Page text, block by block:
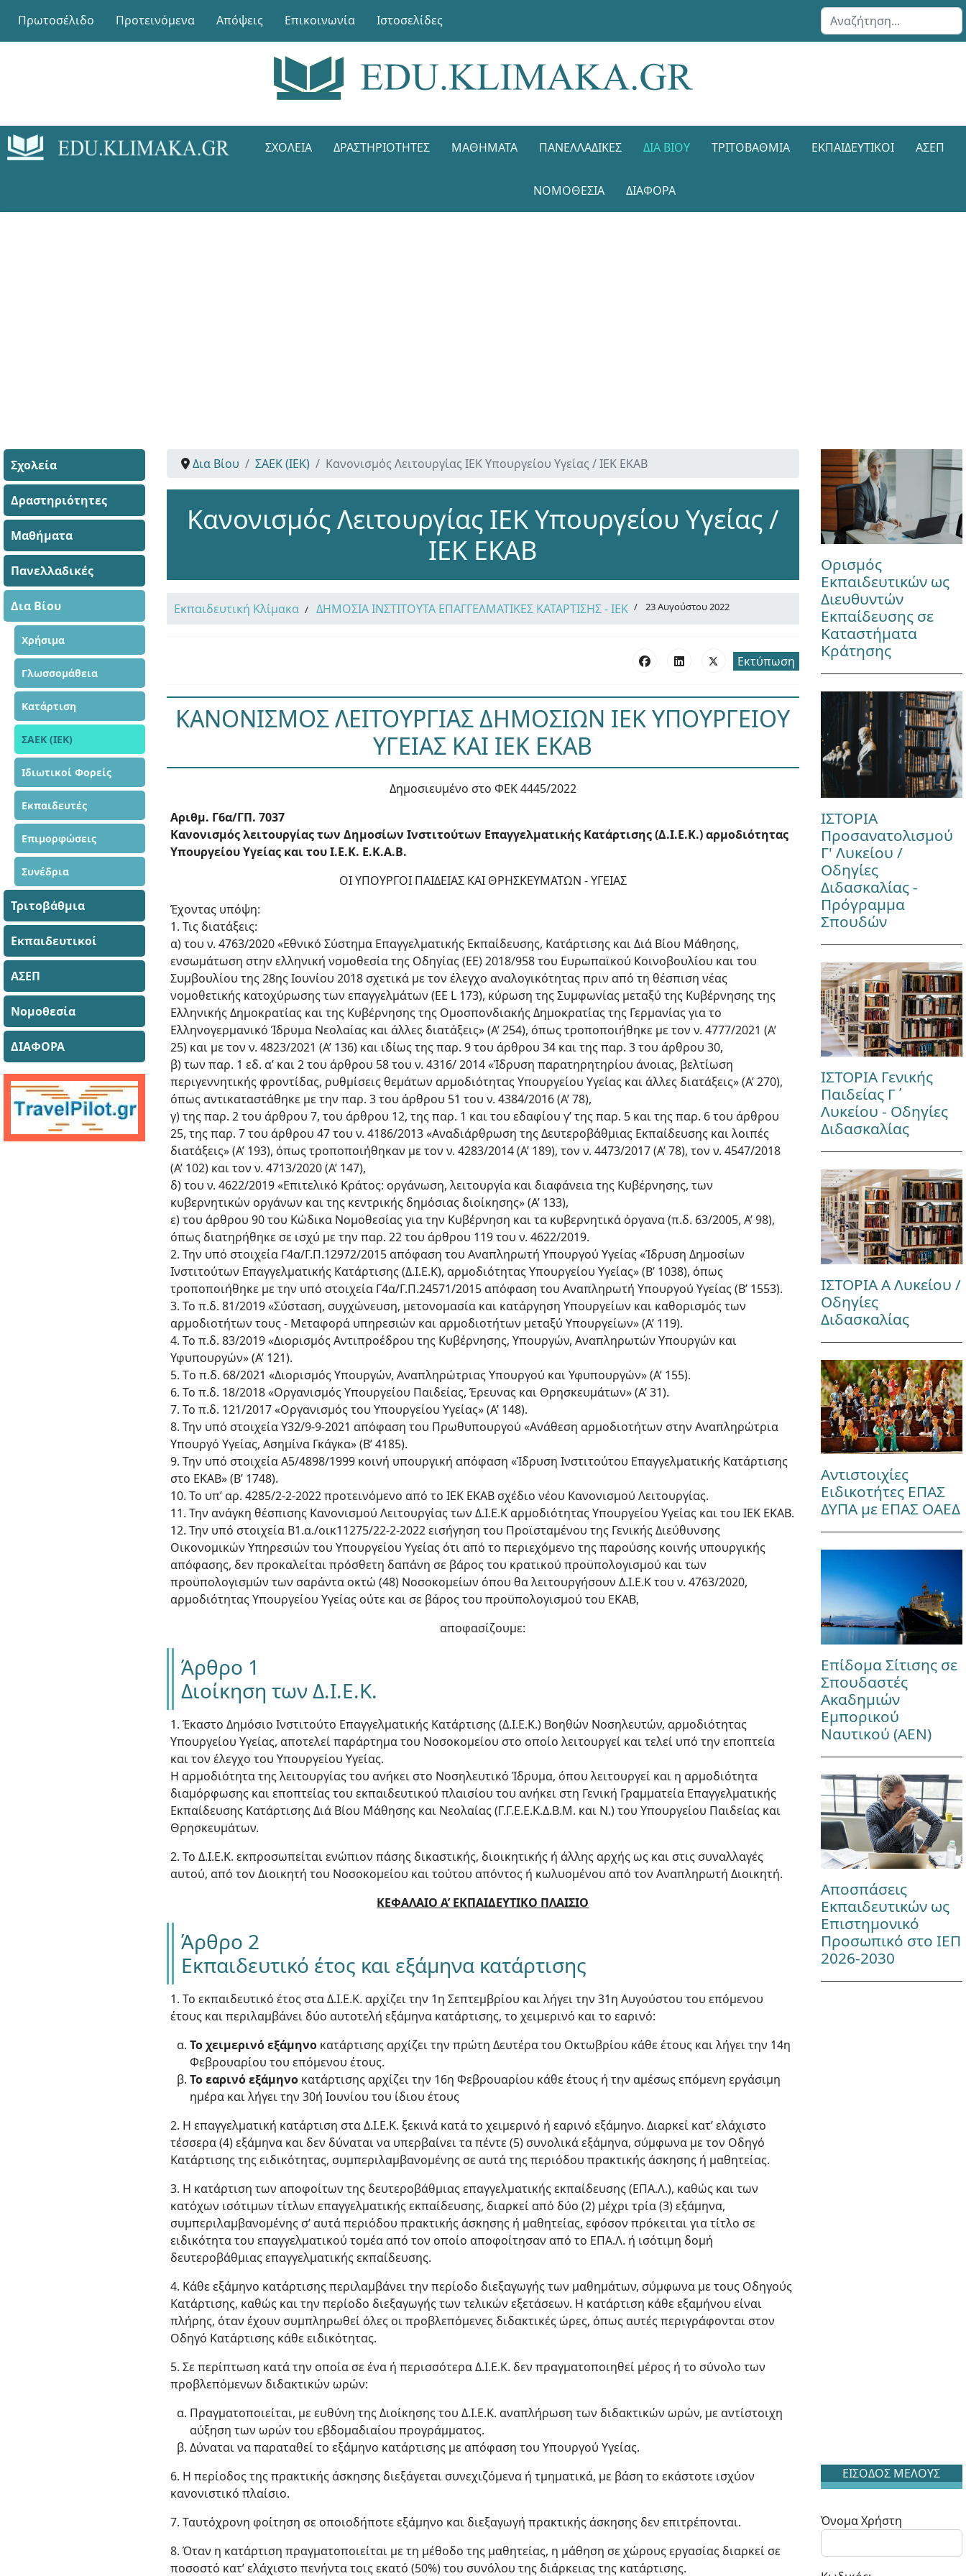
Πρωτοσέλιδο Προτεινόμενα Απόψεις Επικοινωνία Ιστοσελίδες Αναζήτηση...
ΣΧΟΛΕΊΑ ΔΡΑΣΤΗΡΙΌΤΗΤΕΣ ΜΑΘΉΜΑΤΑ ΠΑΝΕΛΛΑΔΙΚΈΣ ΔΙΑ ΒΊΟΥ ΤΡΙΤΟΒΆΘΜΙΑ ΕΚΠΑΙΔΕΥΤΙΚΟΊ ΑΣΕΠ
ΝΟΜΟΘΕΣΊΑ ΔΙΑΦΟΡΑ
Σχολεία
Δραστηριότητες
Μαθήματα
Πανελλαδικές
Δια Βίου
Χρήσιμα
Γλωσσομάθεια
Κατάρτιση
ΣΑΕΚ (ΙΕΚ)
Ιδιωτικοί Φορείς
Εκπαιδευτές
Επιμορφώσεις
Συνέδρια
Τριτοβάθμια
Εκπαιδευτικοί
ΑΣΕΠ
Νομοθεσία
ΔΙΑΦΟΡΑ
Δια Βίου ΣΑΕΚ (ΙΕΚ) Κανονισμός Λειτουργίας ΙΕΚ Υπουργείου Υγείας / ΙΕΚ ΕΚΑΒ
Κανονισμός Λειτουργίας ΙΕΚ Υπουργείου Υγείας /
ΙΕΚ ΕΚΑΒ
Εκπαιδευτική Κλίμακα ΔΗΜΟΣΙΑ ΙΝΣΤΙΤΟΥΤΑ ΕΠΑΓΓΕΛΜΑΤΙΚΕΣ ΚΑΤΑΡΤΙΣΗΣ - ΙΕΚ 23 Αυγούστου 2022
Εκτύπωση
ΚΑΝΟΝΙΣΜΟΣ ΛΕΙΤΟΥΡΓΙΑΣ ΔΗΜΟΣΙΩΝ ΙΕΚ ΥΠΟΥΡΓΕΙΟΥ
ΥΓΕΙΑΣ ΚΑΙ ΙΕΚ ΕΚΑΒ
Δημοσιευμένο στο ΦΕΚ 4445/2022
Αριθμ. Γ6α/ΓΠ. 7037
Κανονισμός λειτουργίας των Δημοσίων Ινστιτούτων Επαγγελματικής Κατάρτισης (Δ.Ι.Ε.Κ.) αρμοδιότητας
Υπουργείου Υγείας και του Ι.Ε.Κ. Ε.Κ.Α.Β.
ΟΙ ΥΠΟΥΡΓΟΙ ΠΑΙΔΕΙΑΣ ΚΑΙ ΘΡΗΣΚΕΥΜΑΤΩΝ - ΥΓΕΙΑΣ
Έχοντας υπόψη:
1. Τις διατάξεις:
α) του ν. 4763/2020 «Εθνικό Σύστημα Επαγγελματικής Εκπαίδευσης, Κατάρτισης και Διά Βίου Μάθησης,
ενσωμάτωση στην ελληνική νομοθεσία της Οδηγίας (ΕΕ) 2018/958 του Ευρωπαϊκού Κοινοβουλίου και του
Συμβουλίου της 28ης Ιουνίου 2018 σχετικά με τον έλεγχο αναλογικότητας πριν από τη θέσπιση νέας
νομοθετικής κατοχύρωσης των επαγγελμάτων (EE L 173), κύρωση της Συμφωνίας μεταξύ της Κυβέρνησης της
Ελληνικής Δημοκρατίας και της Κυβέρνησης της Ομοσπονδιακής Δημοκρατίας της Γερμανίας για το
Ελληνογερμανικό Ίδρυμα Νεολαίας και άλλες διατάξεις» (Α’ 254), όπως τροποποιήθηκε με τον ν. 4777/2021 (Α’
25) και με τον ν. 4823/2021 (Α’ 136) και ιδίως της παρ. 9 του άρθρου 34 και της παρ. 3 του άρθρου 30,
β) των παρ. 1 εδ. α’ και 2 του άρθρου 58 του ν. 4316/ 2014 «Ίδρυση παρατηρητηρίου άνοιας, βελτίωση
περιγεννητικής φροντίδας, ρυθμίσεις θεμάτων αρμοδιότητας Υπουργείου Υγείας και άλλες διατάξεις» (Α’ 270),
όπως αντικαταστάθηκε με την παρ. 3 του άρθρου 51 του ν. 4384/2016 (Α’ 78),
γ) της παρ. 2 του άρθρου 7, του άρθρου 12, της παρ. 1 και του εδαφίου γ’ της παρ. 5 και της παρ. 6 του άρθρου
25, της παρ. 7 του άρθρου 47 του ν. 4186/2013 «Αναδιάρθρωση της Δευτεροβάθμιας Εκπαίδευσης και λοιπές
διατάξεις» (Α’ 193), όπως τροποποιήθηκαν με τον ν. 4283/2014 (Α’ 189), τον ν. 4473/2017 (Α’ 78), τον ν. 4547/2018
(Α’ 102) και τον ν. 4713/2020 (Α’ 147),
δ) του ν. 4622/2019 «Επιτελικό Κράτος: οργάνωση, λειτουργία και διαφάνεια της Κυβέρνησης, των
κυβερνητικών οργάνων και της κεντρικής δημόσιας διοίκησης» (Α’ 133),
ε) του άρθρου 90 του Κώδικα Νομοθεσίας για την Κυβέρνηση και τα κυβερνητικά όργανα (π.δ. 63/2005, Α’ 98),
όπως διατηρήθηκε σε ισχύ με την παρ. 22 του άρθρου 119 του ν. 4622/2019.
2. Την υπό στοιχεία Γ4α/Γ.Π.12972/2015 απόφαση του Αναπληρωτή Υπουργού Υγείας «Ίδρυση Δημοσίων
Ινστιτούτων Επαγγελματικής Κατάρτισης (Δ.Ι.Ε.Κ), αρμοδιότητας Υπουργείου Υγείας» (Β’ 1038), όπως
τροποποιήθηκε με την υπό στοιχεία Γ4α/Γ.Π.24571/2015 απόφαση του Αναπληρωτή Υπουργού Υγείας (Β’ 1553).
3. Το π.δ. 81/2019 «Σύσταση, συγχώνευση, μετονομασία και κατάργηση Υπουργείων και καθορισμός των
αρμοδιοτήτων τους - Μεταφορά υπηρεσιών και αρμοδιοτήτων μεταξύ Υπουργείων» (Α’ 119).
4. Το π.δ. 83/2019 «Διορισμός Αντιπροέδρου της Κυβέρνησης, Υπουργών, Αναπληρωτών Υπουργών και
Υφυπουργών» (Α’ 121).
5. Tο π.δ. 68/2021 «Διορισμός Υπουργών, Αναπληρώτριας Υπουργού και Υφυπουργών» (Α’ 155).
6. Το π.δ. 18/2018 «Οργανισμός Υπουργείου Παιδείας, Έρευνας και Θρησκευμάτων» (Α’ 31).
7. Το π.δ. 121/2017 «Οργανισμός του Υπουργείου Υγείας» (Α’ 148).
8. Την υπό στοιχεία Υ32/9-9-2021 απόφαση του Πρωθυπουργού «Ανάθεση αρμοδιοτήτων στην Αναπληρώτρια
Υπουργό Υγείας, Ασημίνα Γκάγκα» (Β’ 4185).
9. Την υπό στοιχεία Α5/4898/1999 κοινή υπουργική απόφαση «Ίδρυση Ινστιτούτου Επαγγελματικής Κατάρτισης
στο ΕΚΑΒ» (Β’ 1748).
10. Το υπ’ αρ. 4285/2-2-2022 προτεινόμενο από το ΙΕΚ ΕΚΑΒ σχέδιο νέου Κανονισμού Λειτουργίας.
11. Την ανάγκη θέσπισης Κανονισμού Λειτουργίας των Δ.Ι.Ε.Κ αρμοδιότητας Υπουργείου Υγείας και του ΙΕΚ ΕΚΑΒ.
12. Την υπό στοιχεία Β1.α./οικ11275/22-2-2022 εισήγηση του Προϊσταμένου της Γενικής Διεύθυνσης
Οικονομικών Υπηρεσιών του Υπουργείου Υγείας ότι από το περιεχόμενο της παρούσης κοινής υπουργικής
απόφασης, δεν προκαλείται πρόσθετη δαπάνη σε βάρος του κρατικού προϋπολογισμού και των
προϋπολογισμών των σαράντα οκτώ (48) Νοσοκομείων όπου θα λειτουργήσουν Δ.Ι.Ε.Κ του ν. 4763/2020,
αρμοδιότητας Υπουργείου Υγείας ούτε και σε βάρος του προϋπολογισμού του ΕΚΑΒ,
αποφασίζουμε:
Άρθρο 1
Διοίκηση των Δ.Ι.Ε.Κ.
1. Έκαστο Δημόσιο Ινστιτούτο Επαγγελματικής Κατάρτισης (Δ.Ι.Ε.Κ.) Βοηθών Νοσηλευτών, αρμοδιότητας
Υπουργείου Υγείας, αποτελεί παράρτημα του Νοσοκομείου στο οποίο λειτουργεί και τελεί υπό την εποπτεία
και τον έλεγχο του Υπουργείου Υγείας.
Η αρμοδιότητα της λειτουργίας του ανήκει στο Νοσηλευτικό Ίδρυμα, όπου λειτουργεί και η αρμοδιότητα
διαμόρφωσης και εποπτείας του εκπαιδευτικού πλαισίου του ανήκει στη Γενική Γραμματεία Επαγγελματικής
Εκπαίδευσης Κατάρτισης Διά Βίου Μάθησης και Νεολαίας (Γ.Γ.Ε.Ε.Κ.Δ.Β.Μ. και Ν.) του Υπουργείου Παιδείας και
Θρησκευμάτων.
2. Το Δ.Ι.Ε.Κ. εκπροσωπείται ενώπιον πάσης δικαστικής, διοικητικής ή άλλης αρχής ως και στις συναλλαγές
αυτού, από τον Διοικητή του Νοσοκομείου και τούτου απόντος ή κωλυομένου από τον Αναπληρωτή Διοικητή.
ΚΕΦΑΛΑΙΟ Α’ ΕΚΠΑΙΔΕΥΤΙΚΟ ΠΛΑΙΣΙΟ
Άρθρο 2
Εκπαιδευτικό έτος και εξάμηνα κατάρτισης
1. Το εκπαιδευτικό έτος στα Δ.Ι.Ε.Κ. αρχίζει την 1η Σεπτεμβρίου και λήγει την 31η Αυγούστου του επόμενου
έτους και περιλαμβάνει δύο αυτοτελή εξάμηνα κατάρτισης, το χειμερινό και το εαρινό:
Το χειμερινό εξάμηνο κατάρτισης αρχίζει την πρώτη Δευτέρα του Οκτωβρίου κάθε έτους και λήγει την 14η
Φεβρουαρίου του επόμενου έτους.
Το εαρινό εξάμηνο κατάρτισης αρχίζει την 16η Φεβρουαρίου κάθε έτους ή την αμέσως επόμενη εργάσιμη
ημέρα και λήγει την 30ή Ιουνίου του ίδιου έτους
2. Η επαγγελματική κατάρτιση στα Δ.Ι.Ε.Κ. ξεκινά κατά το χειμερινό ή εαρινό εξάμηνο. Διαρκεί κατ’ ελάχιστο
τέσσερα (4) εξάμηνα και δεν δύναται να υπερβαίνει τα πέντε (5) συνολικά εξάμηνα, σύμφωνα με τον Οδηγό
Κατάρτισης της ειδικότητας, συμπεριλαμβανομένης σε αυτά της περιόδου πρακτικής άσκησης ή μαθητείας.
3. Η κατάρτιση των αποφοίτων της δευτεροβάθμιας επαγγελματικής εκπαίδευσης (ΕΠΑ.Λ.), καθώς και των
κατόχων ισότιμων τίτλων επαγγελματικής εκπαίδευσης, διαρκεί από δύο (2) μέχρι τρία (3) εξάμηνα,
συμπεριλαμβανομένης σ’ αυτά περιόδου πρακτικής άσκησης ή μαθητείας, εφόσον πρόκειται για τίτλο σε
ειδικότητα του επαγγελματικού τομέα από τον οποίο αποφοίτησαν από το ΕΠΑ.Λ. ή ισότιμη δομή
δευτεροβάθμιας επαγγελματικής εκπαίδευσης.
4. Κάθε εξάμηνο κατάρτισης περιλαμβάνει την περίοδο διεξαγωγής των μαθημάτων, σύμφωνα με τους Οδηγούς
Κατάρτισης, καθώς και την περίοδο διεξαγωγής των τελικών εξετάσεων. Η κατάρτιση κάθε εξαμήνου είναι
πλήρης, όταν έχουν συμπληρωθεί όλες οι προβλεπόμενες διδακτικές ώρες, όπως αυτές περιγράφονται στον
Οδηγό Κατάρτισης κάθε ειδικότητας.
5. Σε περίπτωση κατά την οποία σε ένα ή περισσότερα Δ.Ι.Ε.Κ. δεν πραγματοποιηθεί μέρος ή το σύνολο των
προβλεπόμενων διδακτικών ωρών:
Πραγματοποιείται, με ευθύνη της Διοίκησης του Δ.Ι.Ε.Κ. αναπλήρωση των διδακτικών ωρών, με αντίστοιχη
αύξηση των ωρών του εβδομαδιαίου προγράμματος.
Δύναται να παραταθεί το εξάμηνο κατάρτισης με απόφαση του Υπουργού Υγείας.
6. Η περίοδος της πρακτικής άσκησης διεξάγεται συνεχιζόμενα ή τμηματικά, με βάση το εκάστοτε ισχύον
κανονιστικό πλαίσιο.
7. Ταυτόχρονη φοίτηση σε οποιοδήποτε εξάμηνο και διεξαγωγή πρακτικής άσκησης δεν επιτρέπονται.
8. Όταν η κατάρτιση πραγματοποιείται με τη μέθοδο της μαθητείας, η μάθηση σε χώρους εργασίας διαρκεί σε
ποσοστό κατ’ ελάχιστο πενήντα τοις εκατό (50%) του συνόλου της διάρκειας της κατάρτισης.
Ορισμός
Εκπαιδευτικών ως
Διευθυντών
Εκπαίδευσης σε
Καταστήματα
Κράτησης
ΙΣΤΟΡΙΑ
Προσανατολισμού
Γ' Λυκείου /
Οδηγίες
Διδασκαλίας -
Πρόγραμμα
Σπουδών
ΙΣΤΟΡΙΑ Γενικής
Παιδείας Γ΄
Λυκείου - Οδηγίες
Διδασκαλίας
ΙΣΤΟΡΙΑ Α Λυκείου /
Οδηγίες
Διδασκαλίας
Αντιστοιχίες
Ειδικοτήτες ΕΠΑΣ
ΔΥΠΑ με ΕΠΑΣ ΟΑΕΔ
Επίδομα Σίτισης σε
Σπουδαστές
Ακαδημιών
Εμπορικού
Ναυτικού (ΑΕΝ)
Αποσπάσεις
Εκπαιδευτικών ως
Επιστημονικό
Προσωπικό στο ΙΕΠ
2026-2030
ΕΙΣΟΔΟΣ ΜΕΛΟΥΣ
Όνομα Χρήστη